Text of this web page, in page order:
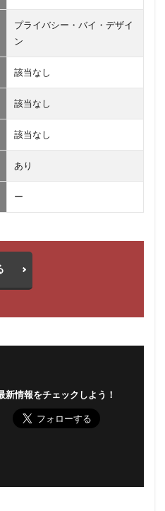
プライバシー・バイ・デザイ
ン
該当なし
該当なし
該当なし
あり
ー
新情報をチェックしよう！